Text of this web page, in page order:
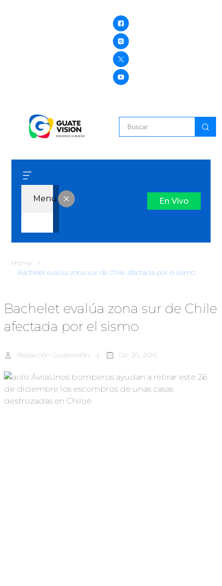
Menu En Vivo
Home
Bachelet evalúa zona sur de Chile afectada por el sismo
Bachelet evalúa zona sur de Chile
afectada por el sismo
Redacción Guatevisión Dic 26, 2016